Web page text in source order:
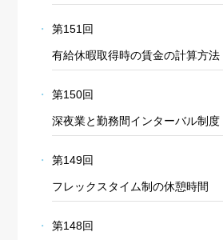
第151回
有給休暇取得時の賃金の計算方法
第150回
深夜業と勤務間インターバル制度
第149回
フレックスタイム制の休憩時間
第148回